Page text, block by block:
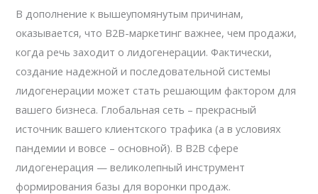
В дополнение к вышеупомянутым причинам,
оказывается, что B2B-маркетинг важнее, чем продажи,
когда речь заходит о лидогенерации. Фактически,
создание надежной и последовательной системы
лидогенерации может стать решающим фактором для
вашего бизнеса. Глобальная сеть – прекрасный
источник вашего клиентского трафика (а в условиях
пандемии и вовсе – основной). В B2B сфере
лидогенерация — великолепный инструмент
формирования базы для воронки продаж.